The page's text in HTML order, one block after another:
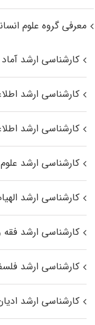
معرفی گروه علوم
کارشناسی ارشد آماد
کارشناسی ارشد
کارشناسی ارشد
کارشناسی ارشد
کارشناسی ارشد
کارشناسی ارشد
کارشناسی ارشد
کارشناسی ارشد